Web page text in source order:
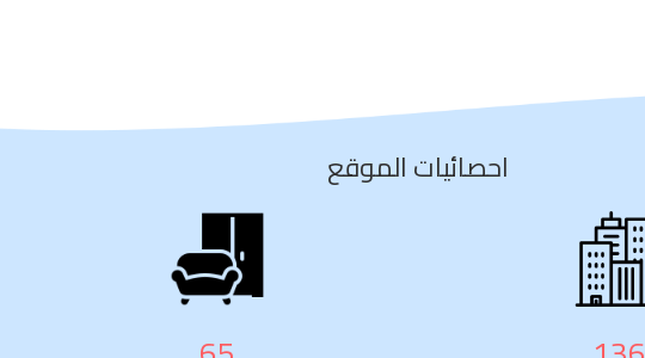
احصائيات الموقع